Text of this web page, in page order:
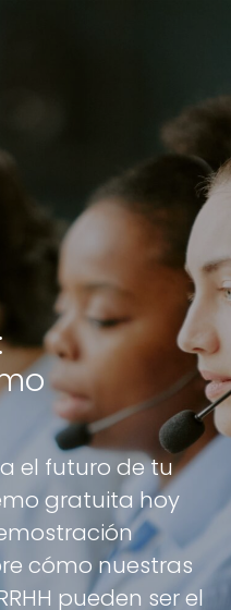
el futuro de tu
gratuita hoy
cómo nuestras
pueden ser el